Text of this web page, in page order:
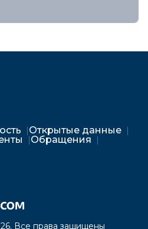
Открытые данные
Обращения
Все права защищены